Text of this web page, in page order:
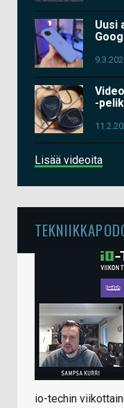
Uusi
-
Lisää videoita
io-techin